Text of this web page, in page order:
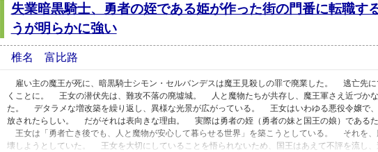
失業暗黒騎士、勇者の姪である姫が作った街の門番に転職す
うが明らかに強い
椎名 富比路
雇い主の魔王が死に、暗黒騎士シモン・セルバンデスは魔王見殺しの罪で廃業した。 逃亡先に
くことに。 王女の潜伏先は、難攻不落の廃墟城。 人と魔物たちが共存し、魔王軍さえ近づか
た。 デタラメな増改築を繰り返し、異様な光景が広がっている。 王女はいわゆる悪役令嬢で
放されたらしい。 だがそれは表向きな理由。 実際は勇者の姪（勇者の妹と国王の娘）であるた
王女は「勇者亡き後でも、人と魔物が安心して暮らせる世界」を築こうとしている。 それを、
壊しようとしていた。 王女を大切にしていることを悟られないため、国王はあえて不評を流し